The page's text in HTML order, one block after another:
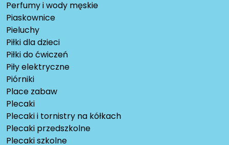
Perfumy i wody męskie
Piaskownice
Pieluchy
Piłki dla dzieci
Piłki do ćwiczeń
Piły elektryczne
Piórniki
Place zabaw
Plecaki
Plecaki i tornistry na kółkach
Plecaki przedszkolne
Plecaki szkolne